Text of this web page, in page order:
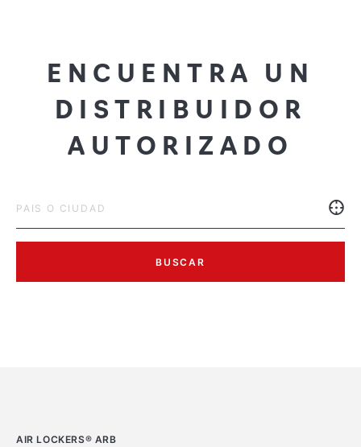
ENCUENTRA UN
DISTRIBUIDOR
AUTORIZADO
BUSCAR
AIR LOCKERS® ARB